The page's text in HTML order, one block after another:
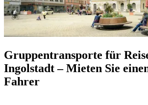
Gruppentransporte für
Ingolstadt – Mieten Sie
Fahrer